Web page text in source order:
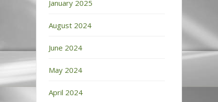
January 2025
August 2024
June 2024
May 2024
April 2024